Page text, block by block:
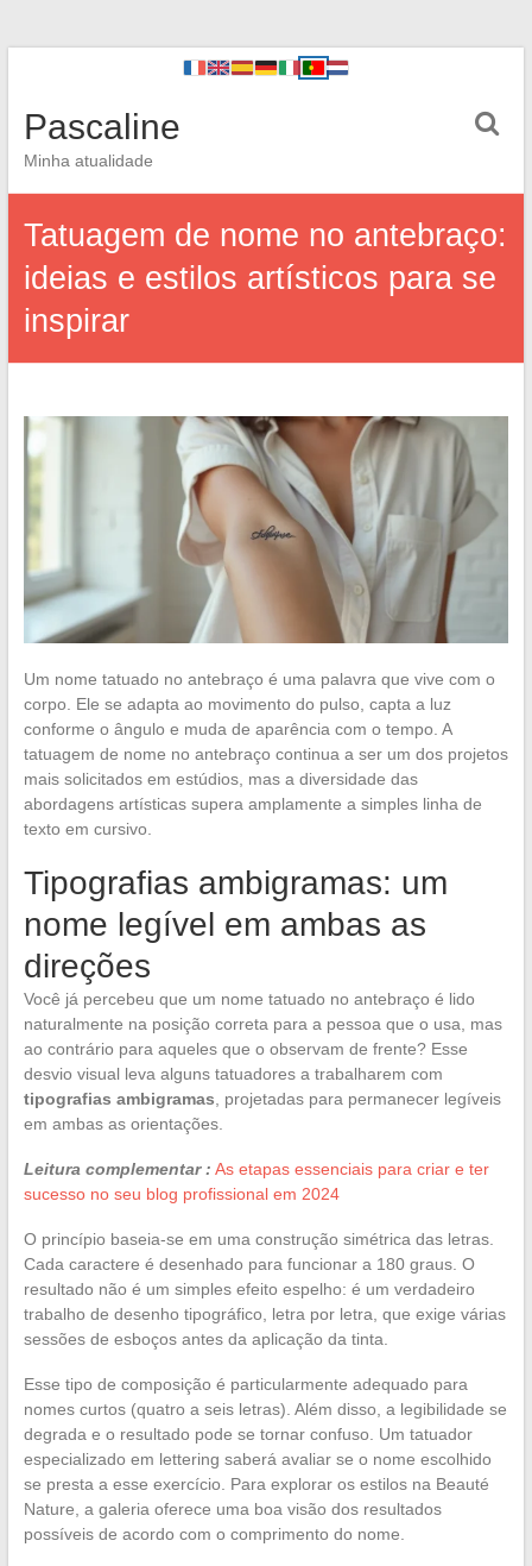
Pascaline
Minha atualidade
Tatuagem de nome no antebraço:
ideias e estilos artísticos para se
inspirar
Um nome tatuado no antebraço é uma palavra que vive com o
corpo. Ele se adapta ao movimento do pulso, capta a luz
conforme o ângulo e muda de aparência com o tempo. A
tatuagem de nome no antebraço continua a ser um dos projetos
mais solicitados em estúdios, mas a diversidade das
abordagens artísticas supera amplamente a simples linha de
texto em cursivo.
Tipografias ambigramas: um
nome legível em ambas as
direções
Você já percebeu que um nome tatuado no antebraço é lido
naturalmente na posição correta para a pessoa que o usa, mas
ao contrário para aqueles que o observam de frente? Esse
desvio visual leva alguns tatuadores a trabalharem com
tipografias ambigramas , projetadas para permanecer legíveis
em ambas as orientações.
Leitura complementar : As etapas essenciais para criar e ter
sucesso no seu blog profissional em 2024
O princípio baseia-se em uma construção simétrica das letras.
Cada caractere é desenhado para funcionar a 180 graus. O
resultado não é um simples efeito espelho: é um verdadeiro
trabalho de desenho tipográfico, letra por letra, que exige várias
sessões de esboços antes da aplicação da tinta.
Esse tipo de composição é particularmente adequado para
nomes curtos (quatro a seis letras). Além disso, a legibilidade se
degrada e o resultado pode se tornar confuso. Um tatuador
especializado em lettering saberá avaliar se o nome escolhido
se presta a esse exercício. Para explorar os estilos na Beauté
Nature, a galeria oferece uma boa visão dos resultados
possíveis de acordo com o comprimento do nome.